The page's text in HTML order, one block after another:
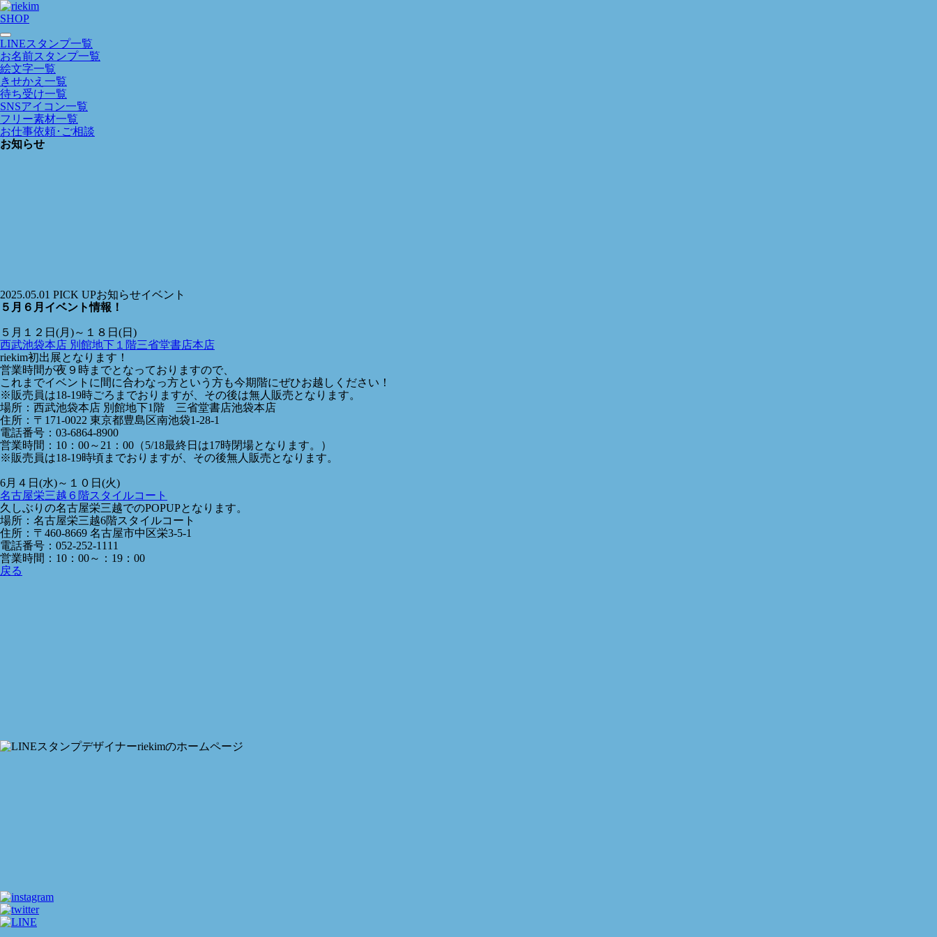
SHOP
LINEスタンプ一覧
お名前スタンプ一覧
絵文字一覧
きせかえ一覧
待ち受け一覧
SNSアイコン一覧
フリー素材一覧
お仕事依頼･ご相談
お知らせ
2025.05.01 PICK UPお知らせイベント
５月６月イベント情報！
５月１２日(月)～１８日(日)
西武池袋本店 別館地下１階三省堂書店本店
riekim初出展となります！
営業時間が夜９時までとなっておりますので、
これまでイベントに間に合わなっ方という方も今期階にぜひお越しください！
※販売員は18-19時ごろまでおりますが、その後は無人販売となります。
場所：西武池袋本店 別館地下1階 三省堂書店池袋本店
住所： 〒171-0022 東京都豊島区南池袋1-28-1
電話番号：03-6864-8900
営業時間：10：00～21：00（5/18最終日は17時閉場となります。）
※販売員は18-19時頃までおりますが、その後無人販売となります。
6月４日(水)～１０日(火)
名古屋栄三越６階スタイルコート
久しぶりの名古屋栄三越でのPOPUPとなります。
場所：名古屋栄三越6階スタイルコート
住所： 〒460-8669 名古屋市中区栄3-5-1
電話番号： 052-252-1111
営業時間：10：00～：19：00
戻る